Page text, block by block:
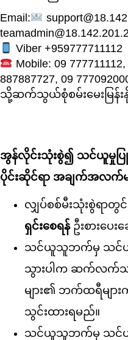
Email:
Viber +959777711112
Mobile: 09
887887727, 09
သို့ဆက်သွယ်စုံစမ်းမေးမြန်း
အွန်လိုင်းသုံးစွဲ၍ သင်ယူမှုပ
ပိုင်းဆိုင်ရာ အချက်အလက်မ
လျှပ်စစ်မီးသုံးစွဲရာတွင်
ရှင်းစေရန်ဦးစားပေ
သင်ယူသူဘက်မှ သင်ယူန
သွားပါက ဆက်လက်သ
များ၏ ဘက်ထရီမျာ
သွင်းထားရမည်။
သင်ယူသူဘက်မှ သင်ယူန